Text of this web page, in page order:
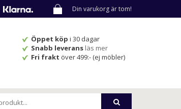
Din varukorg är tom!
Öppet köpi 30 dagar
Snabb leverans läs mer
Fri frakt över 499:- (ej möbler)